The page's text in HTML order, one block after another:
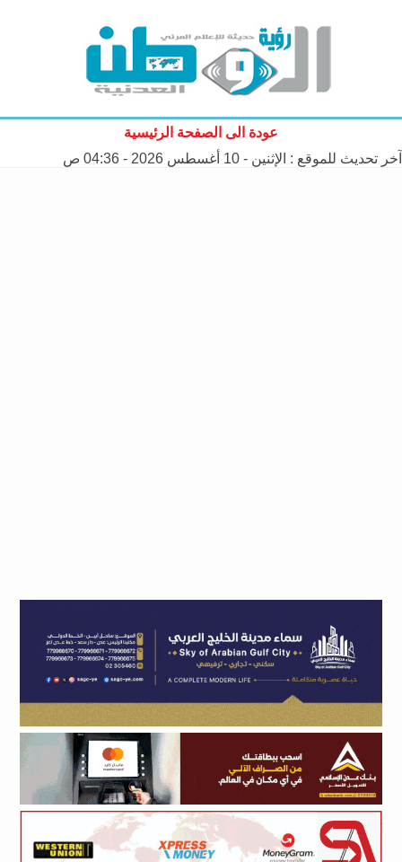
عودة الى الصفحة الرئيسية
آخر تحديث للموقع : الإثنين - 10 أغسطس 2026 - 04:36 ص